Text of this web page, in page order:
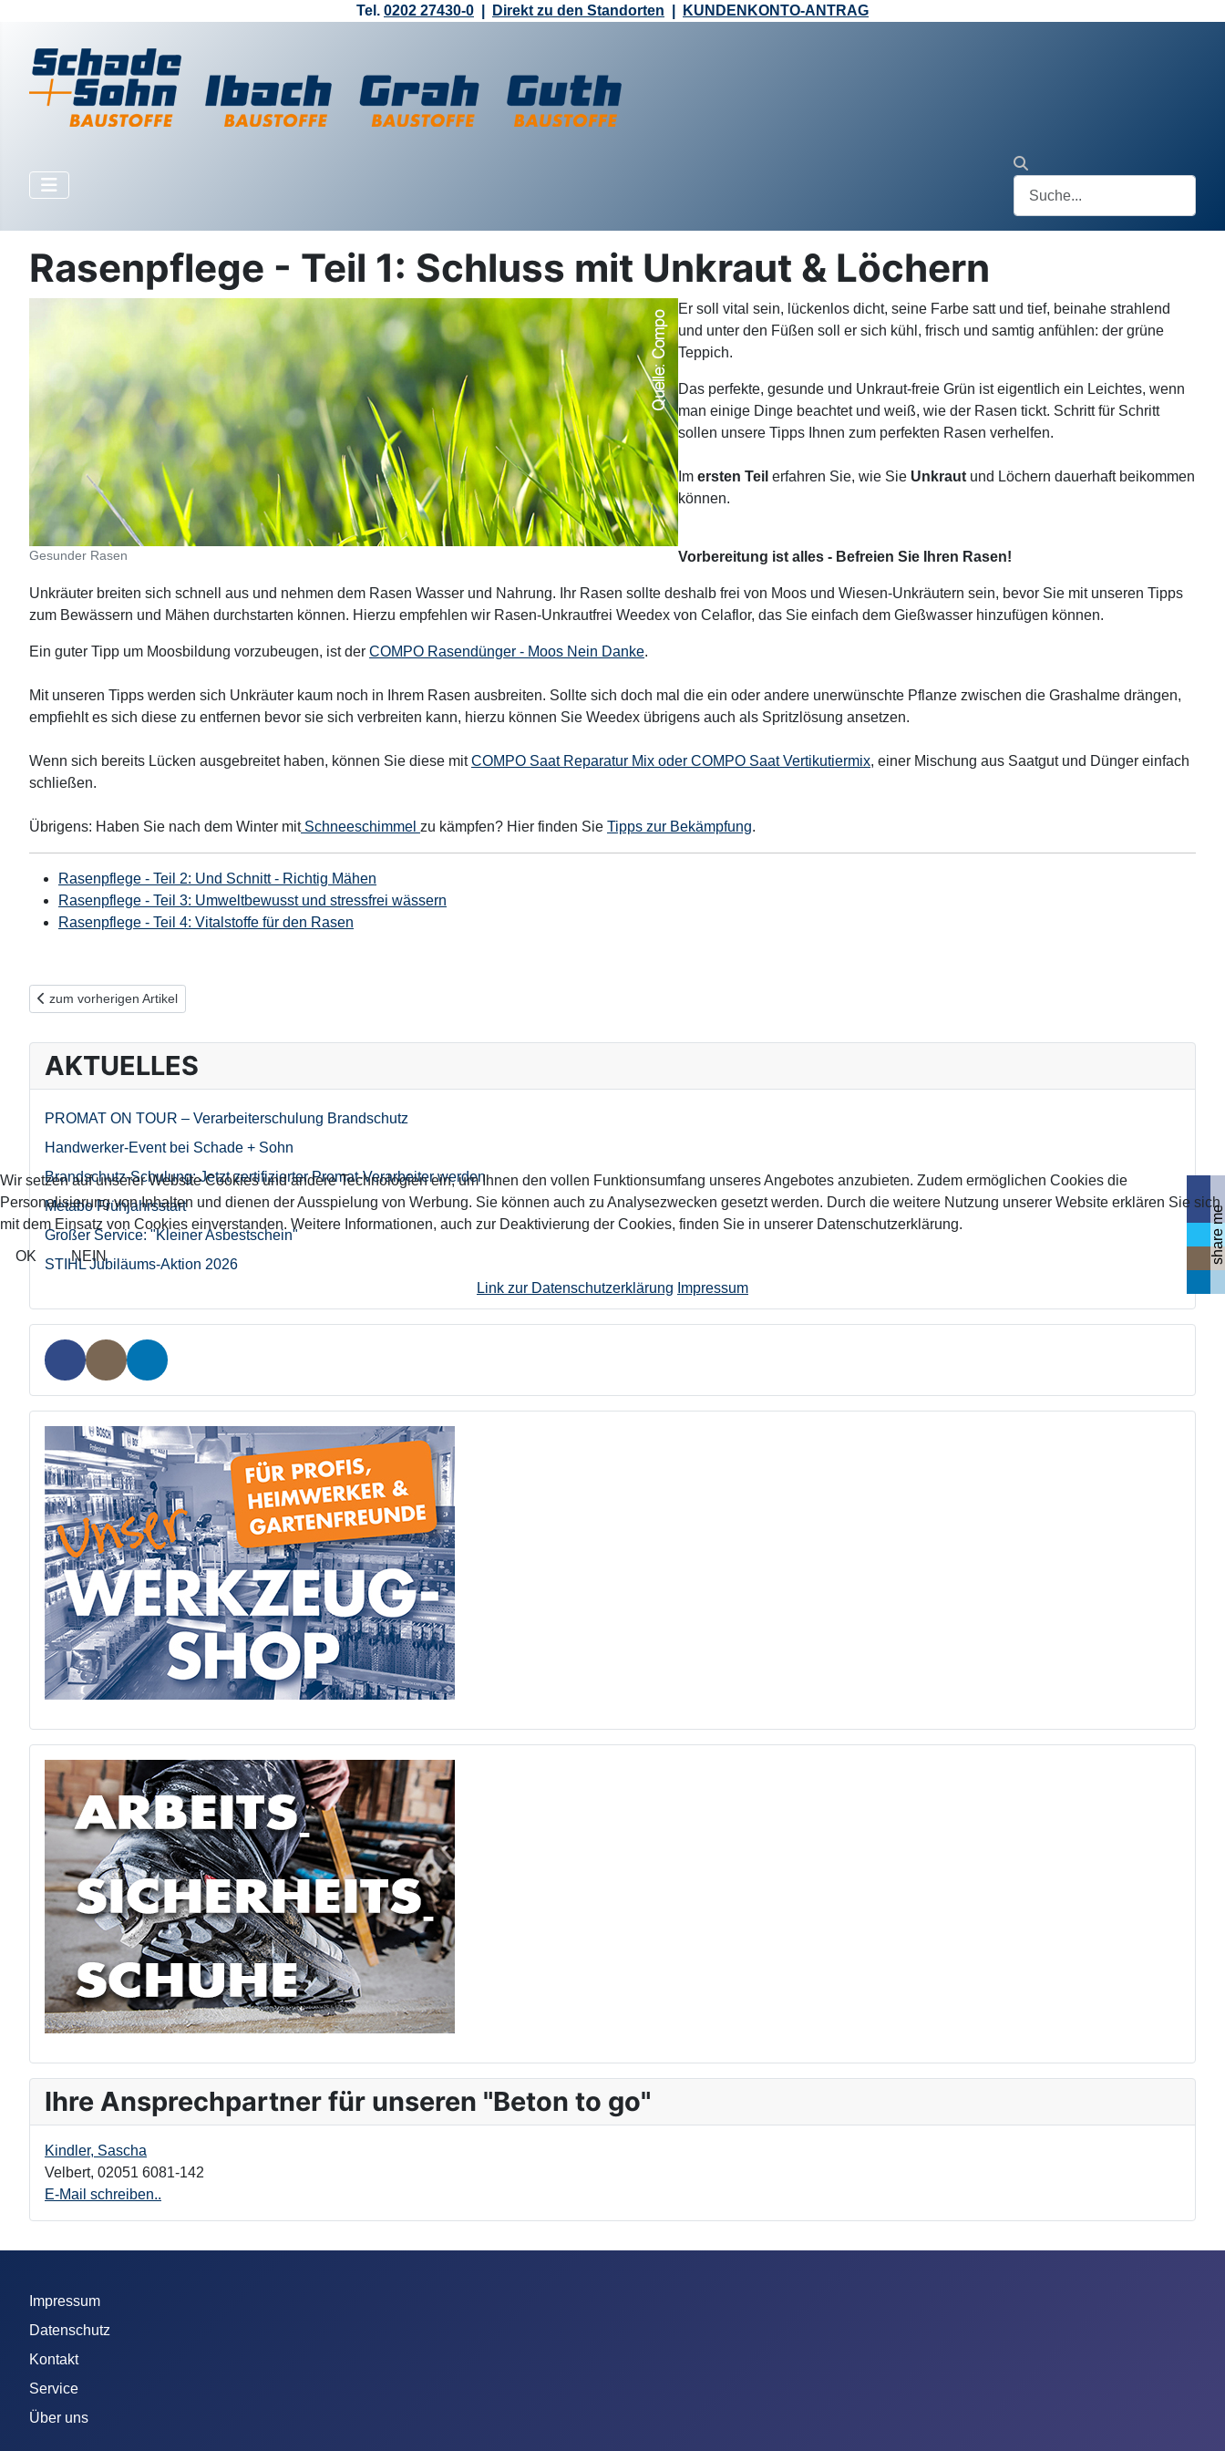
Tel. 0202 27430-0 Direkt zu den Standorten KUNDENKONTO-ANTRAG
Rasenpflege - Teil 1: Schluss mit Unkraut & Löchern
Gesunder Rasen
Er soll vital sein, lückenlos dicht, seine Farbe satt und tief, beinahe strahlend
und unter den Füßen soll er sich kühl, frisch und samtig anfühlen: der grüne
Teppich.
Das perfekte, gesunde und Unkraut-freie Grün ist eigentlich ein Leichtes, wenn
man einige Dinge beachtet und weiß, wie der Rasen tickt. Schritt für Schritt
sollen unsere Tipps Ihnen zum perfekten Rasen verhelfen.
Im ersten Teil erfahren Sie, wie Sie Unkraut und Löchern dauerhaft beikommen
können.
Vorbereitung ist alles - Befreien Sie Ihren Rasen!
Unkräuter breiten sich schnell aus und nehmen dem Rasen Wasser und Nahrung. Ihr Rasen sollte deshalb frei von Moos und Wiesen-Unkräutern sein, bevor Sie mit unseren Tipps
zum Bewässern und Mähen durchstarten können. Hierzu empfehlen wir Rasen-Unkrautfrei Weedex von Celaflor, das Sie einfach dem Gießwasser hinzufügen können.
Ein guter Tipp um Moosbildung vorzubeugen, ist der COMPO Rasendünger - Moos Nein Danke.
Mit unseren Tipps werden sich Unkräuter kaum noch in Ihrem Rasen ausbreiten. Sollte sich doch mal die ein oder andere unerwünschte Pflanze zwischen die Grashalme drängen,
empfiehlt es sich diese zu entfernen bevor sie sich verbreiten kann, hierzu können Sie Weedex übrigens auch als Spritzlösung ansetzen.
Wenn sich bereits Lücken ausgebreitet haben, können Sie diese mitCOMPO Saat Reparatur Mix oder COMPO Saat Vertikutiermix, einer Mischung aus Saatgut und Dünger einfach
schließen.
Übrigens: Haben Sie nach dem Winter mitSchneeschimmel zu kämpfen? Hier finden Sie Tipps zur Bekämpfung.
Rasenpflege - Teil 2: Und Schnitt - Richtig Mähen
Rasenpflege - Teil 3: Umweltbewusst und stressfrei wässern
Rasenpflege - Teil 4: Vitalstoffe für den Rasen
Vorheriger Beitrag: Schneeschimmel - Ursachen, Symptome und Maßnahmen
zum vorherigen Artikel
AKTUELLES
PROMAT ON TOUR – Verarbeiterschulung Brandschutz
Handwerker-Event bei Schade + Sohn
Brandschutz-Schulung: Jetzt zertifizierter Promat-Verarbeiter werden
Metabo Frühjahrsstart
Großer Service: "Kleiner Asbestschein"
STIHL Jubiläums-Aktion 2026
Ihre Ansprechpartner für unseren "Beton to go"
Kindler, Sascha
Velbert, 02051 6081-142
E-Mail schreiben..
Impressum
Datenschutz
Kontakt
Service
Über uns
share me
Wir setzen auf unserer Website Cookies und andere Technologien ein, um Ihnen den vollen Funktionsumfang unseres Angebotes anzubieten. Zudem ermöglichen Cookies die
Personalisierung von Inhalten und dienen der Ausspielung von Werbung. Sie können auch zu Analysezwecken gesetzt werden. Durch die weitere Nutzung unserer Website erklären Sie sich
mit dem Einsatz von Cookies einverstanden. Weitere Informationen, auch zur Deaktivierung der Cookies, finden Sie in unserer Datenschutzerklärung.
OK NEIN
Link zur Datenschutzerklärung Impressum